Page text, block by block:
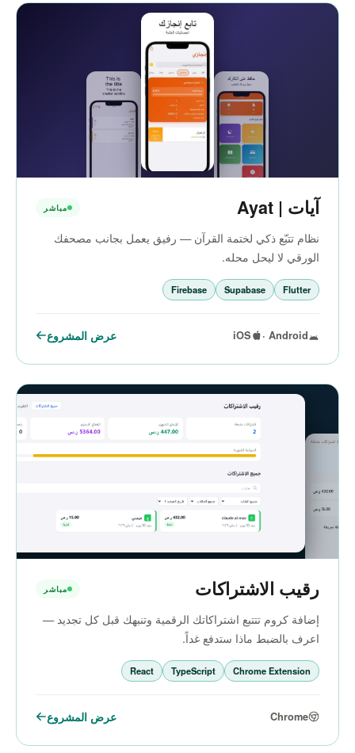
آيات | Ayat مباشر
نظام تتبّع ذكي لختمة القرآن — رفيق يعمل بجانب مصحفك
الورقي لا ليحل محله.
Flutter
Supabase
Firebase
Android ·
iOS عرض المشروع
رقيب الاشتراكات مباشر
إضافة كروم تتتبع اشتراكاتك الرقمية وتنبهك قبل كل تجديد —
اعرف بالضبط ماذا ستدفع غداً.
Chrome Extension
TypeScript
React
Chrome عرض المشروع